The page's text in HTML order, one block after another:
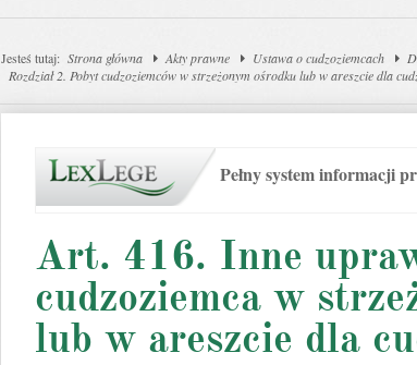
Jesteś tutaj: Strona główna Akty prawne Ustawa o cudzoziemcach
Rozdział 2. Pobyt cudzoziemców w strzeżonym ośrodku lub w areszcie dla
Pełny system informacji
Art. 416. Inne
cudzoziemca w
lub w areszcie dla